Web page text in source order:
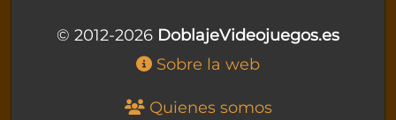
© 2012-2026 DoblajeVideojuegos.es
Sobre la web
Quienes somos